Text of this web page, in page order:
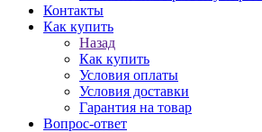
Контакты
Как купить
Назад
Как купить
Условия оплаты
Условия доставки
Гарантия на товар
Вопрос-ответ